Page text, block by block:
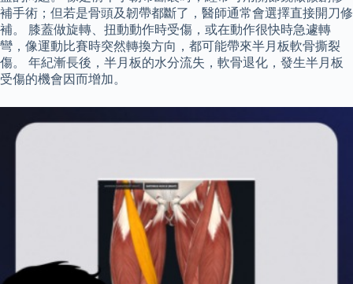
補手術；但若是骨頭及韌帶都斷了，醫師通常會選擇直接開刀修
補。 膝蓋做旋轉、扭動動作時受傷，或在動作很快時急遽轉
彎，像運動比賽時突然轉換方向，都可能帶來半月板軟骨撕裂
傷。 年紀漸長後，半月板的水分流失，軟骨退化，發生半月板
受傷的機會因而增加。